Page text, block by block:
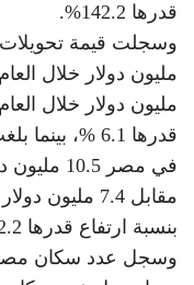
قدرها 142.2%.
قدرها 6.1 %،
بنسبة ارتفاع قدرها 42.2 %.